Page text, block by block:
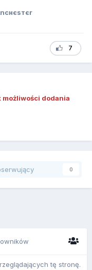
7
możliwości dodania
0
tę stronę.